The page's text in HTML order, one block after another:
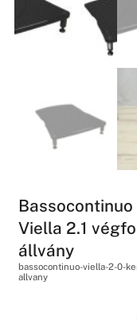
Bassocontinuo
Viella 2.1
állvány
bassocontinuo-viella-2-0-
allvany